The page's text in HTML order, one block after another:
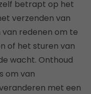
betrapt op het
verzenden van
redenen om te
of het sturen van
wacht. Onthoud
om van
met een